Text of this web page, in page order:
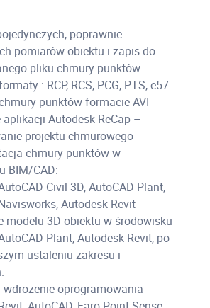
poprawnie
pomiarów obiektu i zapis do
pliku chmury punktów.
: RCP, RCS, PCG, PTS, e57
punktów formacie AVI
aplikacji Autodesk ReCap –
projektu chmurowego
chmury punktów w
BIM/CAD:
Civil 3D, AutoCAD Plant,
Autodesk Revit
modelu 3D obiektu w środowisku
Plant, Autodesk Revit, po
ustaleniu zakresu i
wdrożenie oprogramowania